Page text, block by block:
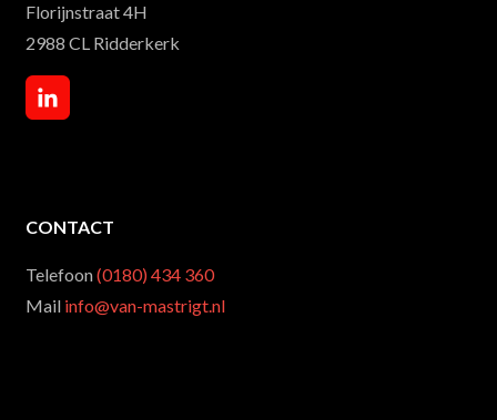
Florijnstraat 4H
2988 CL Ridderkerk
CONTACT
Telefoon(0180) 434 360
Mail info@van-mastrigt.nl